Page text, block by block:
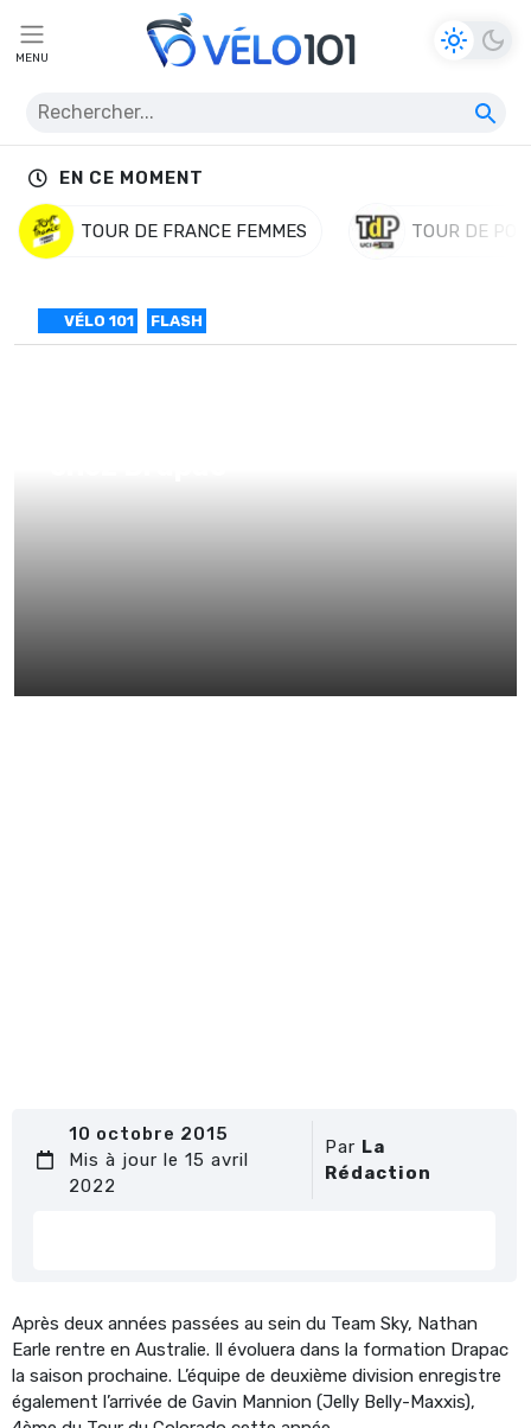
MENU
EN CE MOMENT
TOUR DE FRANCE FEMMES TOUR DE
VÉLO 101 FLASH
10 octobre 2015
Mis à jour le 15 avril
2022
Par La
Rédaction
Après deux années passées au sein du Team Sky, Nathan
Earle rentre en Australie. Il évoluera dans la formation Drapac
la saison prochaine. L’équipe de deuxième division enregistre
également l’arrivée de Gavin Mannion (Jelly Belly-Maxxis),